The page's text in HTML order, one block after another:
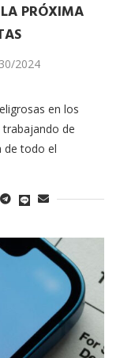
PRÓXIMA
2024
en los
de
de todo el